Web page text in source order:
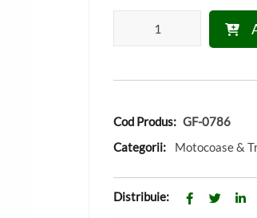
Cantitate Fir
Cod Produs: GF-0786
Categorii:
Motocoase &
Distribuie: